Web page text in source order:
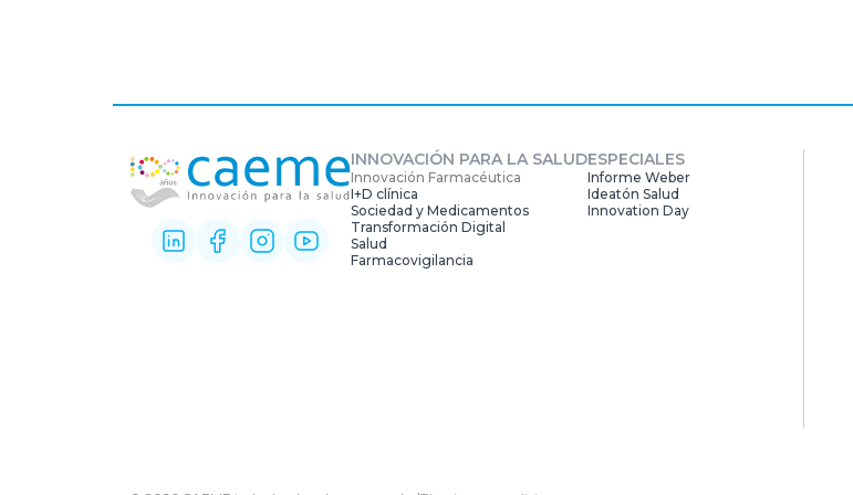
INNOVACIÓN PARA LA SALUD
Innovación Farmacéutica
I+D clínica
Sociedad y Medicamentos
Transformación Digital
Salud
Farmacovigilancia
ESPECIALES
Informe Weber
Ideatón Salud
Innovation Day